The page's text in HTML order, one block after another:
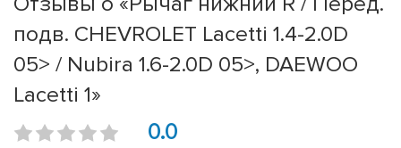
подв. CHEVROLET Lacetti 1.4-2.0D
05> / Nubira 1.6-2.0D 05>, DAEWOO
Lacetti 1»
0.0